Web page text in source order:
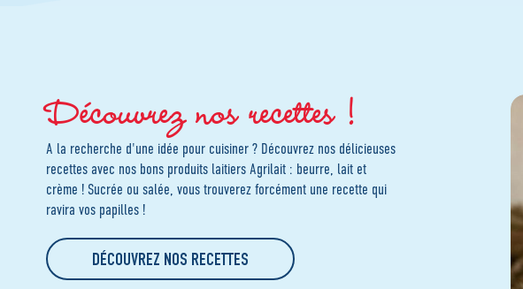
Découvrez nos recettes !
A la recherche d'une idée pour cuisiner ? Découvrez nos délicieuses
recettes avec nos bons produits laitiers Agrilait : beurre, lait et
crème ! Sucrée ou salée, vous trouverez forcément une recette qui
ravira vos papilles !
DÉCOUVREZ NOS RECETTES